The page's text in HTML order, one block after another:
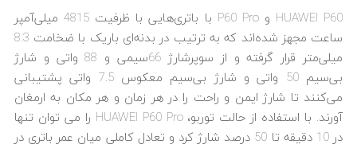
HUAWEI P60 و P60 Pro با باتری‌هایی با ظرفیت 4815 میلی‌آمپر
ساعت مجهز شده‌اند که به ترتیب در بدنه‌ای باریک با ضخامت 8.3
میلی‌متر قرار گرفته‌ و از سوپرشارژ 66سیمی و 88 واتی و شارژ
بی‌سیم 50 واتی و شارژ بی‌سیم معکوس 7.5 واتی پشتیبانی
می‌کنند تا شارژ ایمن و راحت را در هر زمان و هر مکان به ارمغان
آورند. با استفاده از حالت توربو، HUAWEI P60 Pro را می توان تنها
در 10 دقیقه تا 50 درصد شارژ کرد و تعادل کاملی میان عمر باتری در